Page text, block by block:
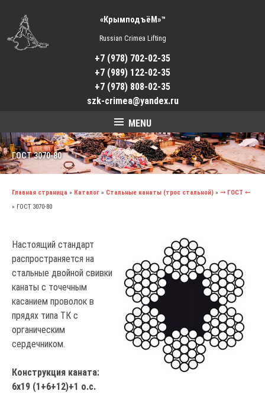
«КрымподъёМ»™
Russian Crimea Lifting
+7 (978) 702-02-35
+7 (989) 122-02-35
+7 (978) 808-02-35
szk-crimea@yandex.ru
MENU
ГОСТ 3070-80
Главная страница » Каталог » Стальные канаты (трос стальной) » ⤍ ГОСТ ⤌
» ГОСТ 3070-80
Настоящий стандарт
распространяется на
стальные двойной свивки
канаты с точечным
касанием проволок в
прядях типа ТК с
органическим
сердечником.
Конструкция каната:
6х19 (1+6+12)+1 о.с.